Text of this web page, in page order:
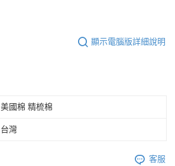
顯示電腦版詳細說明
美國棉 精梳棉
台灣
客服